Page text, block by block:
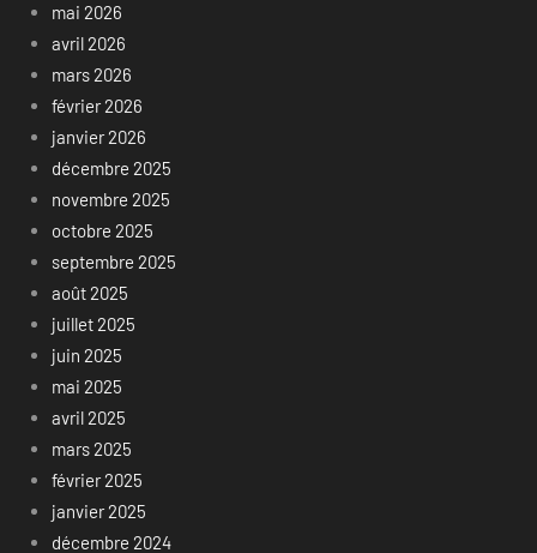
mai 2026
avril 2026
mars 2026
février 2026
janvier 2026
décembre 2025
novembre 2025
octobre 2025
septembre 2025
août 2025
juillet 2025
juin 2025
mai 2025
avril 2025
mars 2025
février 2025
janvier 2025
décembre 2024